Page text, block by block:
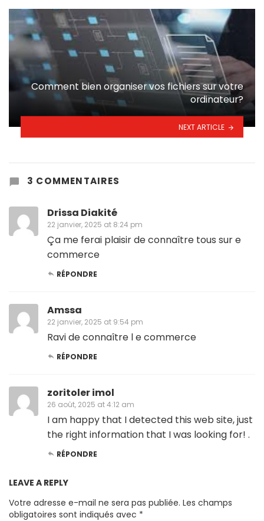
Comment bien organiser vos fichiers sur votre
ordinateur?
NEXT ARTICLE
3 COMMENTAIRES
Drissa Diakité
22 janvier, 2025 at 8:24 pm
Ça me ferai plaisir de connaître tous sur e
commerce
RÉPONDRE
Amssa
22 janvier, 2025 at 9:54 pm
Ravi de connaître l e commerce
RÉPONDRE
zoritoler imol
26 août, 2025 at 4:12 am
I am happy that I detected this web site, just
the right information that I was looking for! .
RÉPONDRE
LEAVE A REPLY
Votre adresse e-mail ne sera pas publiée. Les champs
obligatoires sont indiqués avec *